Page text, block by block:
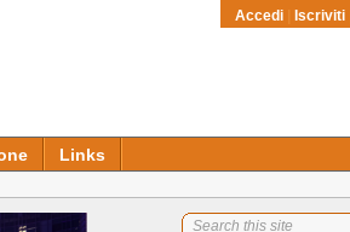
Accedi Iscriviti
Links